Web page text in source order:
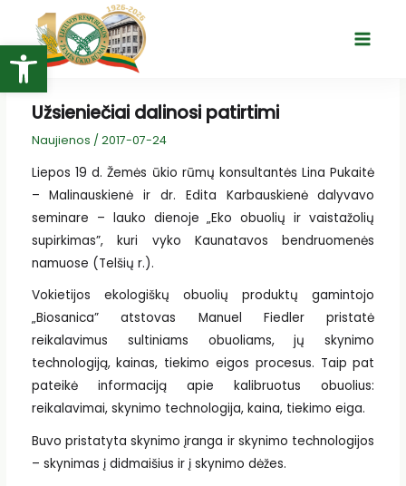
Open toolbar
turinio
Main
Užsieniečiai dalinosi patirtimi
Naujienos / 2017-07-24
Liepos 19 d. Žemės ūkio rūmų konsultantės Lina Pukaitė
– Malinauskienė ir dr. Edita Karbauskienė dalyvavo
seminare – lauko dienoje „Eko obuolių ir vaistažolių
supirkimas”, kuri vyko Kaunatavos bendruomenės
namuose (Telšių r.).
Vokietijos ekologiškų obuolių produktų gamintojo
„Biosanica” atstovas Manuel Fiedler pristatė
reikalavimus sultiniams obuoliams, jų skynimo
technologiją, kainas, tiekimo eigos procesus. Taip pat
pateikė informaciją apie kalibruotus obuolius:
reikalavimai, skynimo technologija, kaina, tiekimo eiga.
Buvo pristatyta skynimo įranga ir skynimo technologijos
– skynimas į didmaišius ir į skynimo dėžes.